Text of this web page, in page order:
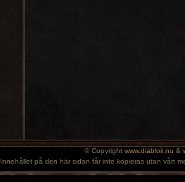
© Copyright www.diabloii.nu &
Innehållet på den här sidan får inte kopieras utan vårt